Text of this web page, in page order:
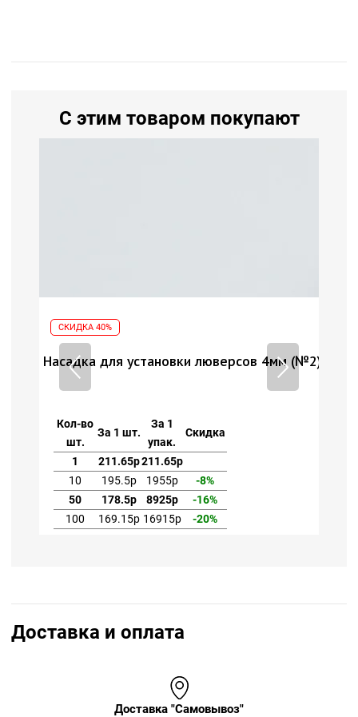
С этим товаром покупают
СКИДКА 40%
Насадка для установки люверсов 4мм (№2)
Кол-во
шт.
За 1 шт.
За 1
упак.
Скидка
1 211.65р211.65р
10
195.5р 1955р
-8%
50
178.5р 8925р
-16%
100
169.15р 16915р -20%
Доставка и оплата
Доставка "Самовывоз"